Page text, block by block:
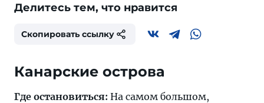
Делитесь тем, что нравится
Скопировать ссылку
Канарские острова
Где остановиться: На самом большом,